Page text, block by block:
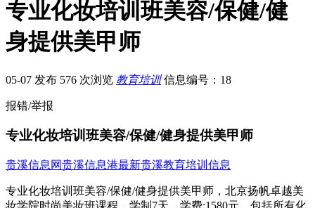
专业化妆培训班美容/保健/健
身提供美甲师
05-07 发布 576 次浏览 教育培训 信息编号：18
报错/举报
专业化妆培训班美容/保健/健身提供美甲师
贵溪信息网贵溪信息港最新贵溪教育培训信息
专业化妆培训班美容/保健/健身提供美甲师，北京扬帆卓越美